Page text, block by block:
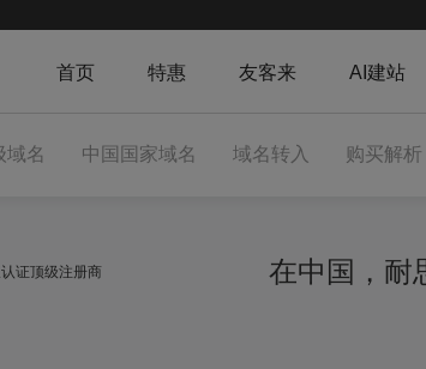
首页 特惠 友客来 AI建站
域名 中国国家域名 域名转入 购买解析
证顶级注册商 在中国，